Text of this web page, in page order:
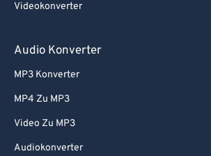
Videokonverter
Audio Konverter
MP3 Konverter
MP4 Zu MP3
Video Zu MP3
Audiokonverter